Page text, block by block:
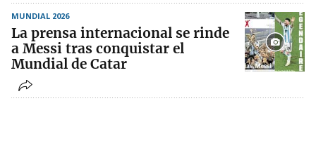
MUNDIAL 2026
La prensa internacional se rinde
a Messi tras conquistar el
Mundial de Catar